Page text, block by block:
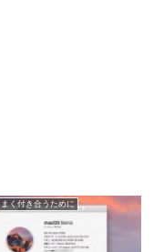
く付き合うために